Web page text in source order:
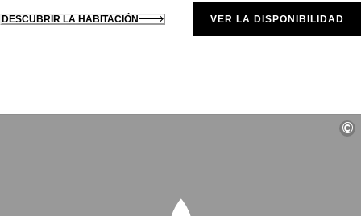
DESCUBRIR LA HABITACIÓN VER LA DISPONIBILIDAD
©